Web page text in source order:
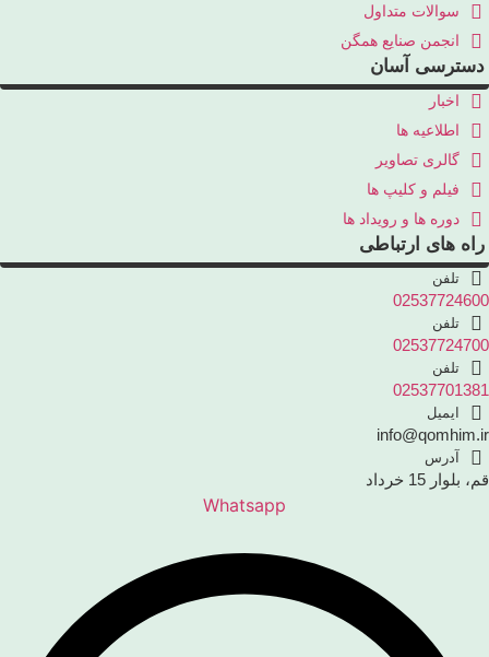
سوالات متداول
انجمن صنایع همگن
دسترسی آسان
اخبار
اطلاعیه ها
گالری تصاویر
فیلم و کلیپ ها
دوره ها و رویداد ها
راه های ارتباطی
تلفن
02537724600
تلفن
02537724700
تلفن
02537701381
ایمیل
info@qomhim.ir
آدرس
قم، بلوار 15 خرداد
Whatsapp